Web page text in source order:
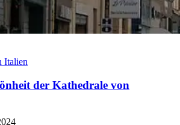
Italien
der Kathedrale von